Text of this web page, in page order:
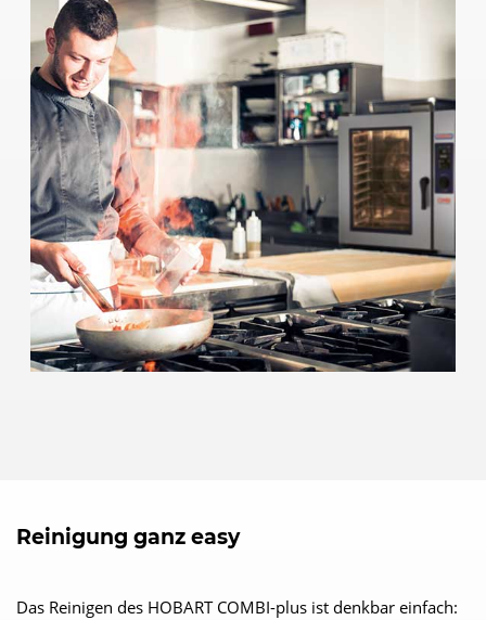
Reinigung ganz easy
Das Reinigen des HOBART COMBI-plus ist denkbar einfach: